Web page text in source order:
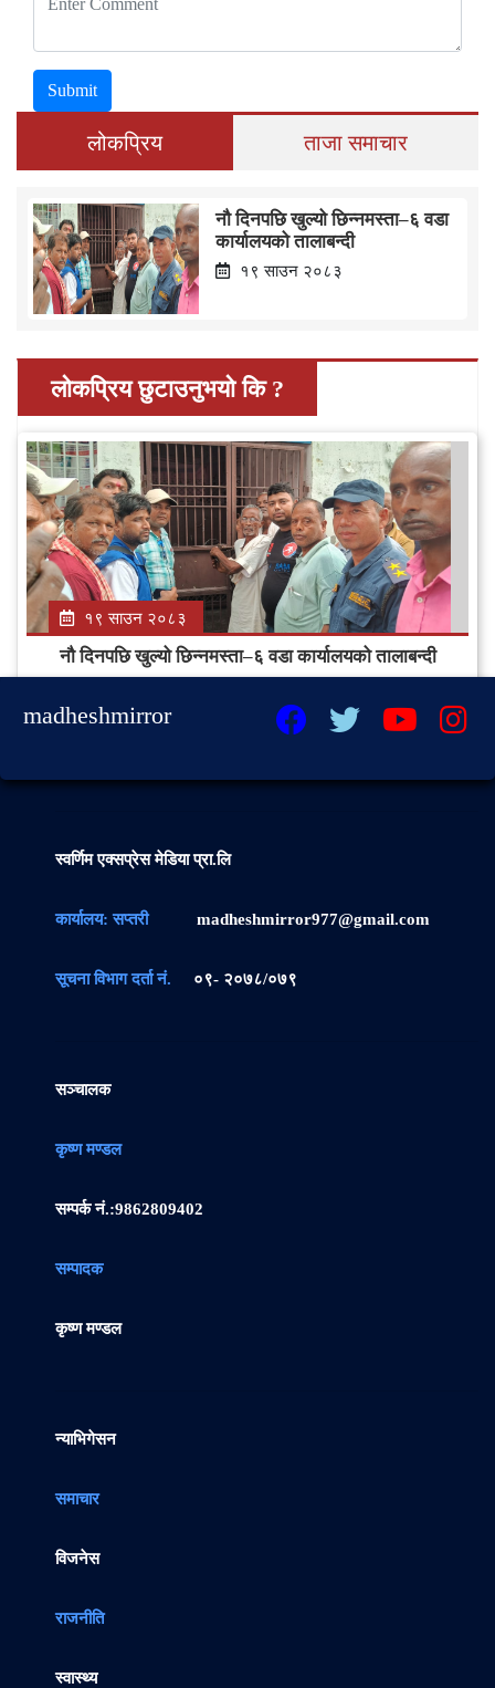
Submit
लोकप्रिय ताजा समाचार
नौ दिनपछि खुल्यो छिन्नमस्ता–६ वडा
कार्यालयको तालाबन्दी
१९ साउन २०८३
लोकप्रिय छुटाउनुभयो कि ?
१९ साउन २०८३
नौ दिनपछि खुल्यो छिन्नमस्ता–६ वडा कार्यालयको तालाबन्दी
madheshmirror
स्वर्णिम एक्सप्रेस मेडिया प्रा.लि
कार्यालय: सप्तरी madheshmirror977@gmail.com
सूचना विभाग दर्ता नं. ०९- २०७८/०७९
सञ्चालक
कृष्ण मण्डल
सम्पर्क नं.:9862809402
सम्पादक
कृष्ण मण्डल
न्याभिगेसन
समाचार
विजनेस
राजनीति
स्वास्थ्य